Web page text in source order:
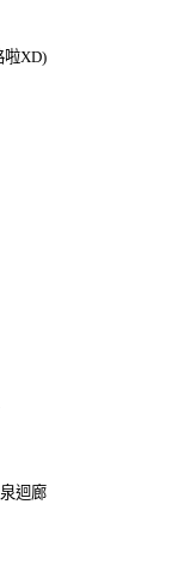
啦XD)
迴廊